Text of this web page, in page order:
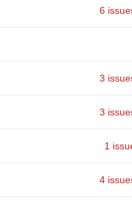
6
3
3
1
4